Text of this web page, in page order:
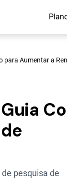
para Aumentar a
pesquisa de